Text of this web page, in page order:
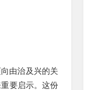
由治及兴的关
要启示。这份